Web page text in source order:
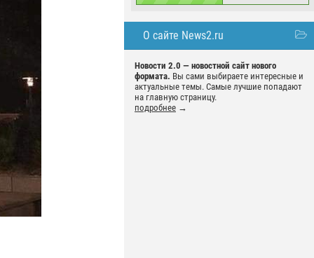
О сайте News2.ru
Новости 2.0 — новостной сайт нового
формата. Вы сами выбираете интересные и
актуальные темы. Самые лучшие попадают
на главную страницу.
подробнее →